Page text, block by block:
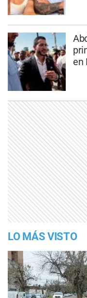
en
LO MÁS VISTO